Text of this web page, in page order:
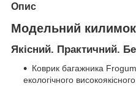
Опис
Модельний
Якісний. Практичний.
Коврик багажника
екологічного